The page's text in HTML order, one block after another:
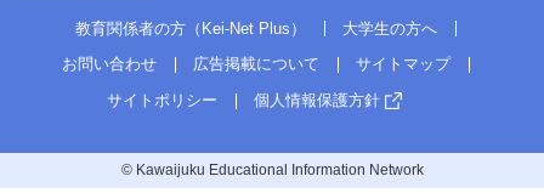
教育関係者の方（Kei-Net Plus）
大学生の方へ
お問い合わせ
広告掲載について
サイトマップ
サイトポリシー
個人情報保護方針
© Kawaijuku Educational Information Network